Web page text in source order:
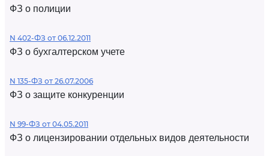
ФЗ о полиции
N 402-ФЗ от 06.12.2011
ФЗ о бухгалтерском учете
N 135-ФЗ от 26.07.2006
ФЗ о защите конкуренции
N 99-ФЗ от 04.05.2011
ФЗ о лицензировании отдельных видов деятельности